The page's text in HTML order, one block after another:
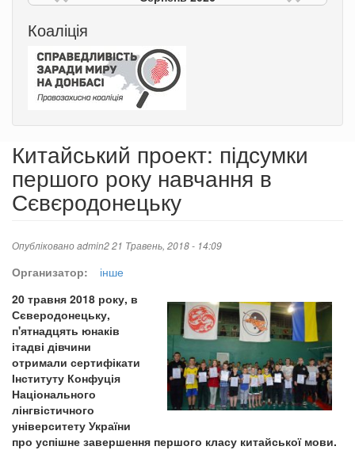
Коаліція
Китайський проект: підсумки
першого року навчання в
Сєвєродонецьку
Опублікованоadmin221 Травень, 2018 - 14:09
Организатор:
інше
20 травня 2018 року, в
Сєверодонецьку,
п'ятнадцять юнаків
ітадві дівчини
отримали сертифікати
Інституту Конфуція
Національного
лінгвістичного
університету України
про успішне завершення першого класу китайської мови.